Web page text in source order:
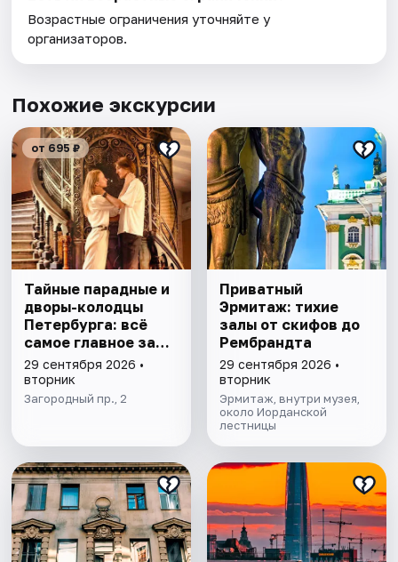
Возрастные ограничения уточняйте у
организаторов.
Похожие экскурсии
от 695 ₽
Тайные парадные и
дворы-колодцы
Петербурга: всё
самое главное за
1,5 часа
29 сентября 2026 •
вторник
Загородный пр., 2
Приватный
Эрмитаж: тихие
залы от скифов до
Рембрандта
29 сентября 2026 •
вторник
Эрмитаж, внутри музея,
около Иорданской
лестницы